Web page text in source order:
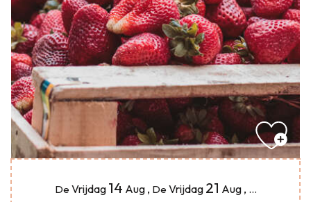
De Vrijdag 14 Aug, De Vrijdag 21 Aug, ...